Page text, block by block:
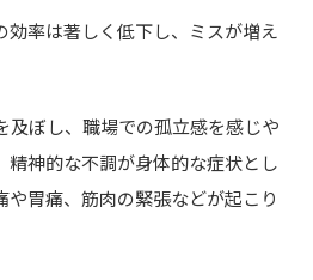
効率は著しく低下し、ミスが増え
及ぼし、職場での孤立感を感じや
精神的な不調が身体的な症状とし
や胃痛、筋肉の緊張などが起こり